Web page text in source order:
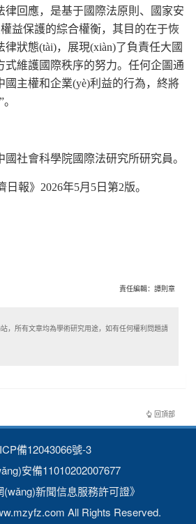
律回應，是基于國際法原則、國家安
益保護的綜合權衡，其目的在于恢
狀態(tài)，展現(xiàn)了負責任大國
式維護國際秩序的努力。任何企圖通
國主權和企業(yè)利益的行為，終將
社會科學院國際法研究所研究員。
日報》2026年5月5日第2版。
責任編輯：譚則章
，所有文章均為學術研究用途，如有任何權利問題請
回頂部
備12043066號-3
安備11010202007677
(wǎng)新聞信息服務許可證》
All Rights Reserved.